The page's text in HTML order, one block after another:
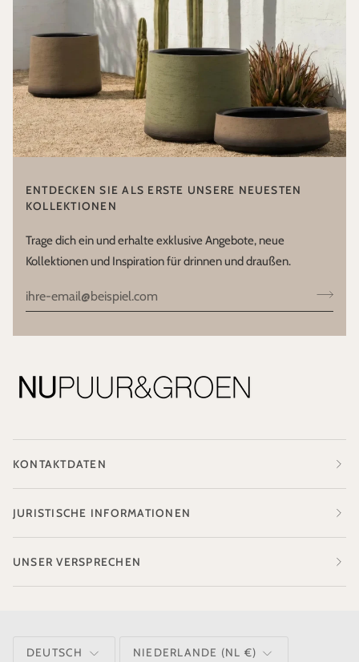
ENTDECKEN SIE ALS ERSTE UNSERE NEUESTEN
KOLLEKTIONEN
Trage dich ein und erhalte exklusive Angebote, neue
Kollektionen und Inspiration für drinnen und draußen.
KONTAKTDATEN
JURISTISCHE INFORMATIONEN
UNSER VERSPRECHEN
DEUTSCH WÄHRUNG
NIEDERLANDE (NL €)